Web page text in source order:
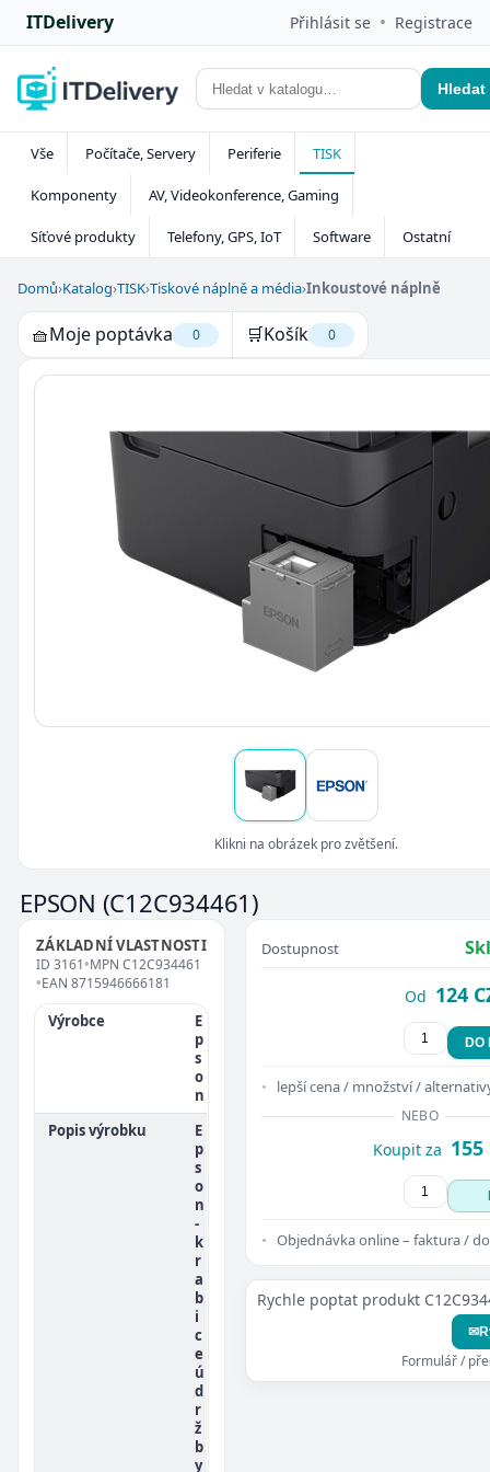
ITDelivery Přihlásit se • Registrace
Hledat
Vše Počítače, Servery Periferie TISK
Komponenty AV, Videokonference, Gaming
Síťové produkty Telefony, GPS, IoT Software Ostatní
Domů›Katalog›TISK›Tiskové náplně a média›Inkoustové náplně
🧺Moje poptávka 0 🛒Košík 0
Klikni na obrázek pro zvětšení.
EPSON (C12C934461)
ZÁKLADNÍ VLASTNOSTI
ID 3161•MPN C12C934461
•EAN 8715946666181
Výrobce
E
p
s
o
n
Popis výrobku
E
p
s
o
n
-
k
r
a
b
i
c
e
ú
d
r
ž
b
y
Dostupnost
Od 124
DO
lepší cena / množství /
NEBO
Koupit za 155
Objednávka online – faktura /
Rychle poptat produkt
✉
Formulář /